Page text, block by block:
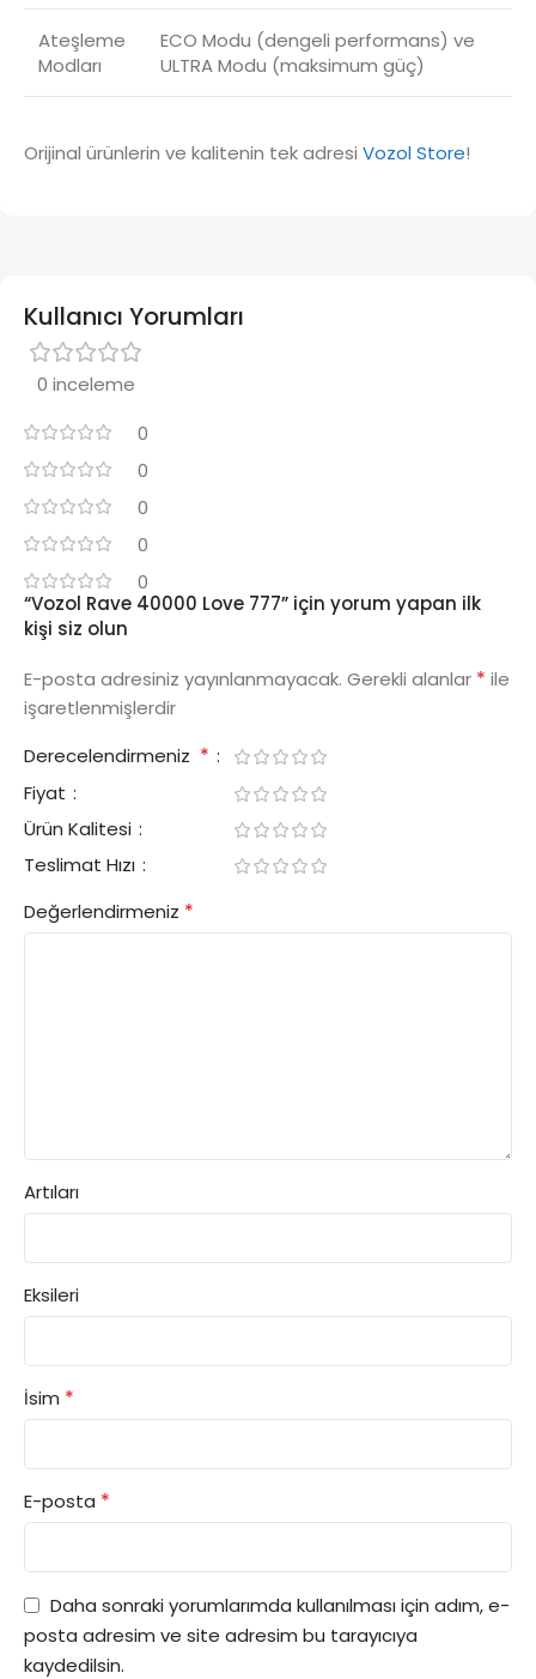
Ateşleme
Modları
ECO Modu (dengeli performans) ve
ULTRA Modu (maksimum güç)
Orijinal ürünlerin ve kalitenin tek adresi Vozol Store!
Kullanıcı Yorumları
0 inceleme
0
0
0
0
0
“Vozol Rave 40000 Love 777” için yorum yapan ilk
kişi siz olun
E-posta adresiniz yayınlanmayacak. Gerekli alanlar * ile
işaretlenmişlerdir
Derecelendirmeniz *
Fiyat
Ürün Kalitesi
Teslimat Hızı
Değerlendirmeniz *
Artıları
Eksileri
İsim *
E-posta *
Daha sonraki yorumlarımda kullanılması için adım, e-
posta adresim ve site adresim bu tarayıcıya
kaydedilsin.